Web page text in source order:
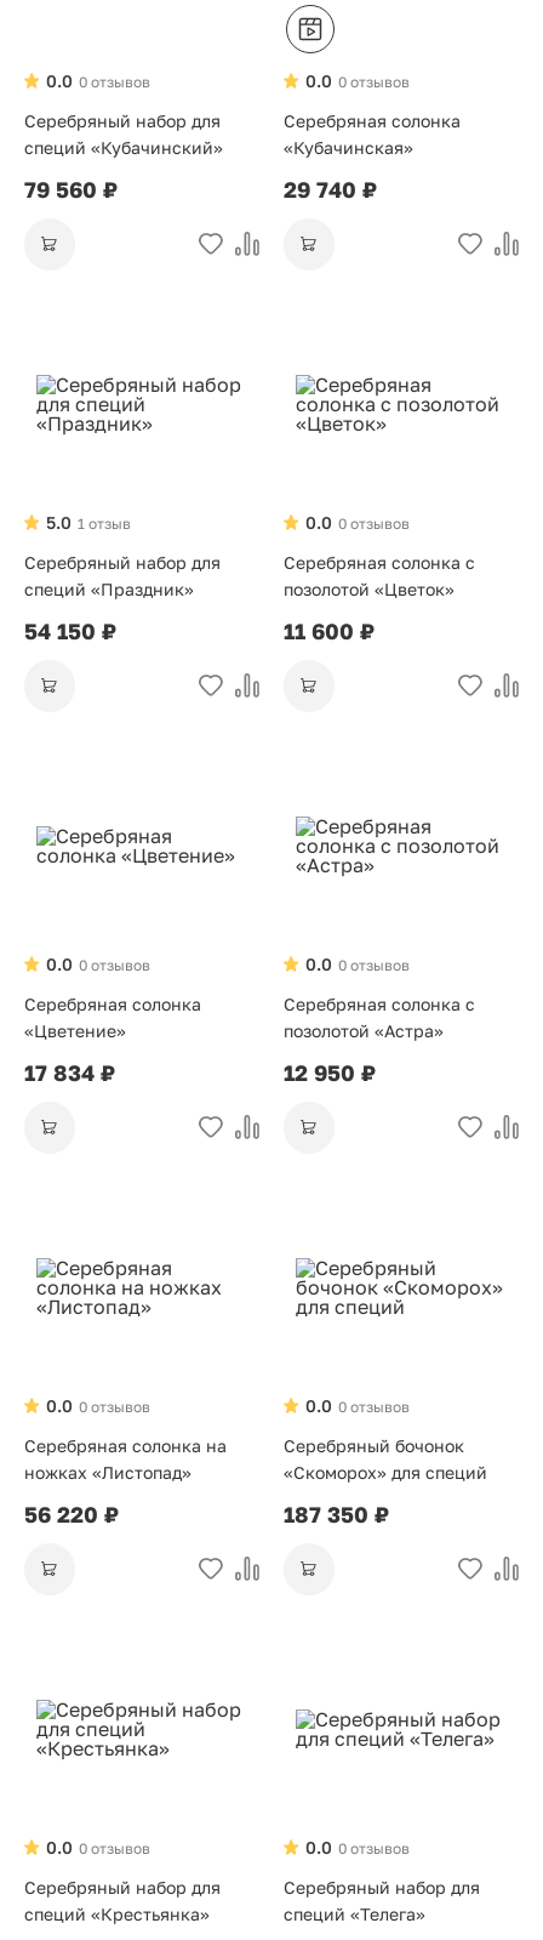
0 отзывов
0.0
Серебряный набор для
специй «Кубачинский»
79 560 ₽
0 отзывов
0.0
Серебряная солонка
«Кубачинская»
29 740 ₽
1 отзыв
5.0
Серебряный набор для
специй «Праздник»
54 150 ₽
0 отзывов
0.0
Серебряная солонка с
позолотой «Цветок»
11 600 ₽
0 отзывов
0.0
Серебряная солонка
«Цветение»
17 834 ₽
0 отзывов
0.0
Серебряная солонка с
позолотой «Астра»
12 950 ₽
0 отзывов
0.0
Серебряная солонка на
ножках «Листопад»
56 220 ₽
0 отзывов
0.0
Серебряный бочонок
«Скоморох» для специй
187 350 ₽
0 отзывов
0.0
Серебряный набор для
специй «Крестьянка»
0 отзывов
0.0
Серебряный набор для
специй «Телега»